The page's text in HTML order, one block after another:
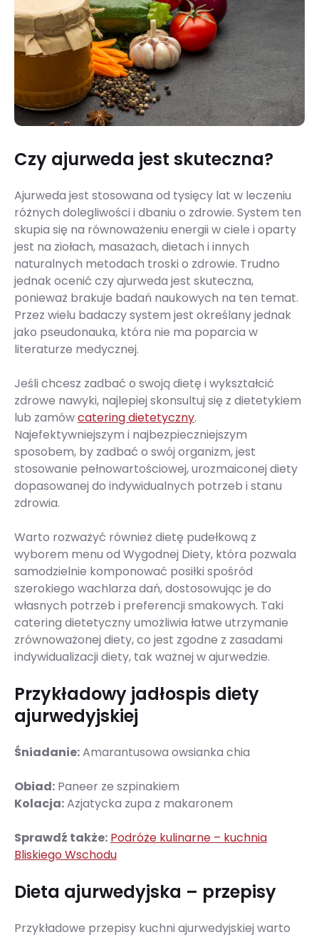
Czy ajurweda jest skuteczna?
Ajurweda jest stosowana od tysięcy lat w leczeniu
różnych dolegliwości i dbaniu o zdrowie. System ten
skupia się na równoważeniu energii w ciele i oparty
jest na ziołach, masażach, dietach i innych
naturalnych metodach troski o zdrowie. Trudno
jednak ocenić czy ajurweda jest skuteczna,
ponieważ brakuje badań naukowych na ten temat.
Przez wielu badaczy system jest określany jednak
jako pseudonauka, która nie ma poparcia w
literaturze medycznej.
Jeśli chcesz zadbać o swoją dietę i wykształcić
zdrowe nawyki, najlepiej skonsultuj się z dietetykiem
lub zamówcatering dietetyczny.
Najefektywniejszym i najbezpieczniejszym
sposobem, by zadbać o swój organizm, jest
stosowanie pełnowartościowej, urozmaiconej diety
dopasowanej do indywidualnych potrzeb i stanu
zdrowia.
Warto rozważyć również dietę pudełkową z
wyborem menu od Wygodnej Diety, która pozwala
samodzielnie komponować posiłki spośród
szerokiego wachlarza dań, dostosowując je do
własnych potrzeb i preferencji smakowych. Taki
catering dietetyczny umożliwia łatwe utrzymanie
zrównoważonej diety, co jest zgodne z zasadami
indywidualizacji diety, tak ważnej w ajurwedzie.
Przykładowy jadłospis diety
ajurwedyjskiej
Śniadanie:Amarantusowa owsianka chia
Obiad: Paneer ze szpinakiem
Kolacja:Azjatycka zupa z makaronem
Sprawdź także: Podróże kulinarne – kuchnia
Bliskiego Wschodu
Dieta ajurwedyjska – przepisy
Przykładowe przepisy kuchni ajurwedyjskiej warto